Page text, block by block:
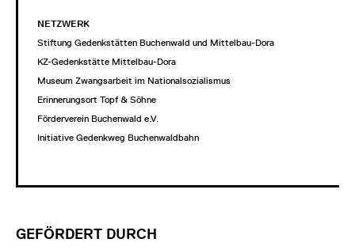
NETZWERK
Stiftung Gedenkstätten Buchenwald und Mittelbau-Dora
KZ-Gedenkstätte Mittelbau-Dora
Museum Zwangsarbeit im Nationalsozialismus
Erinnerungsort Topf & Söhne
Förderverein Buchenwald e.V.
Initiative Gedenkweg Buchenwaldbahn
GEFÖRDERT DURCH